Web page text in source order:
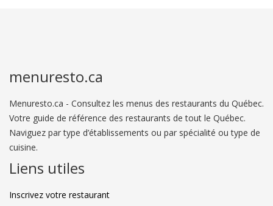
menuresto.ca
Menuresto.ca - Consultez les menus des restaurants du Québec.
Votre guide de référence des restaurants de tout le Québec.
Naviguez par type d’établissements ou par spécialité ou type de
cuisine.
Liens utiles
Inscrivez votre restaurant